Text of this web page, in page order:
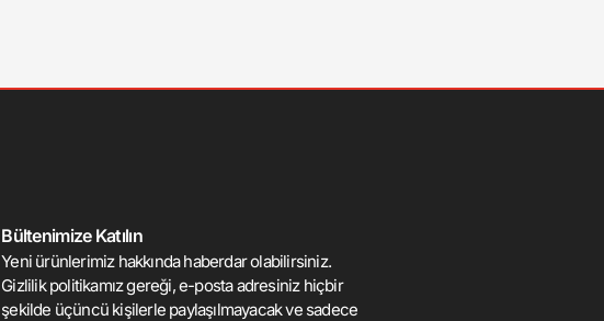
Bültenimize Katılın
Yeni ürünlerimiz hakkında haberdar olabilirsiniz.
Gizlilik politikamız gereği, e-posta adresiniz hiçbir
şekilde üçüncü kişilerle paylaşılmayacak ve sadece